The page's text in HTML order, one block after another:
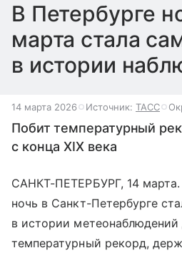
В Петербурге
марта стала
в истории
14 марта 2026 Источник: ТАСС
Побит температурный
с конца XIX века
САНКТ-ПЕТЕРБУРГ, 14
ночь в Санкт-Петербурге
в истории метеонаблюдений
температурный рекорд,